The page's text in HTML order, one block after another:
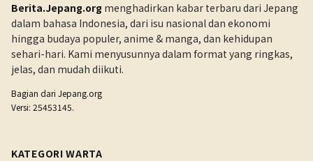
Berita.Jepang.org menghadirkan kabar terbaru dari Jepang
dalam bahasa Indonesia, dari isu nasional dan ekonomi
hingga budaya populer, anime & manga, dan kehidupan
sehari-hari. Kami menyusunnya dalam format yang ringkas,
jelas, dan mudah diikuti.
Bagian dari Jepang.org
Versi: 25453145.
KATEGORI WARTA